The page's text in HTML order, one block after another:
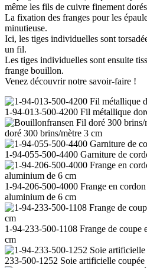
même les fils de cuivre finement
La fixation des franges pour les
minutieuse.
Ici, les tiges individuelles sont
un fil.
Les tiges individuelles sont ensuite
frange bouillon.
Venez découvrir notre savoir-faire !
1-94-013-500-4200 Fil métallique
doré 300 brins/mètre 3 cm
1-94-055-500-4400 Garniture de
1-94-206-500-4000 Frange en
aluminium de 6 cm
1-94-233-500-1108 Frange de coupe
cm
233-500-1252 Soie artificielle